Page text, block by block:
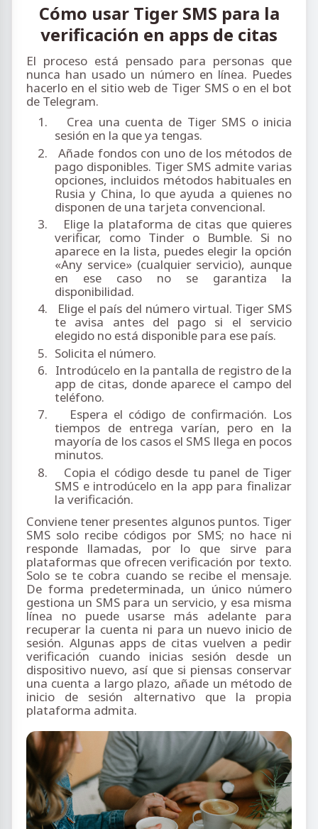
Cómo usar Tiger SMS para la
verificación en apps de citas
El proceso está pensado para personas que
nunca han usado un número en línea. Puedes
hacerlo en el sitio web de Tiger SMS o en el bot
de Telegram.
1.
Crea una cuenta de Tiger SMS o inicia
sesión en la que ya tengas.
2.
Añade fondos con uno de los métodos de
pago disponibles. Tiger SMS admite varias
opciones, incluidos métodos habituales en
Rusia y China, lo que ayuda a quienes no
disponen de una tarjeta convencional.
3.
Elige la plataforma de citas que quieres
verificar, como Tinder o Bumble. Si no
aparece en la lista, puedes elegir la opción
«Any service» (cualquier servicio), aunque
en ese caso no se garantiza la
disponibilidad.
4.
Elige el país del número virtual. Tiger SMS
te avisa antes del pago si el servicio
elegido no está disponible para ese país.
5. Solicita el número.
6. Introdúcelo en la pantalla de registro de la
app de citas, donde aparece el campo del
teléfono.
7.
Espera el código de confirmación. Los
tiempos de entrega varían, pero en la
mayoría de los casos el SMS llega en pocos
minutos.
8.
Copia el código desde tu panel de Tiger
SMS e introdúcelo en la app para finalizar
la verificación.
Conviene tener presentes algunos puntos. Tiger
SMS solo recibe códigos por SMS; no hace ni
responde llamadas, por lo que sirve para
plataformas que ofrecen verificación por texto.
Solo se te cobra cuando se recibe el mensaje.
De forma predeterminada, un único número
gestiona un SMS para un servicio, y esa misma
línea no puede usarse más adelante para
recuperar la cuenta ni para un nuevo inicio de
sesión. Algunas apps de citas vuelven a pedir
verificación cuando inicias sesión desde un
dispositivo nuevo, así que si piensas conservar
una cuenta a largo plazo, añade un método de
inicio de sesión alternativo que la propia
plataforma admita.